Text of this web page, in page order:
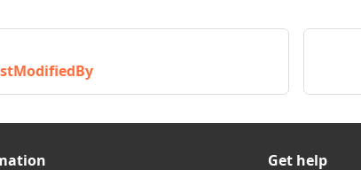
Get help